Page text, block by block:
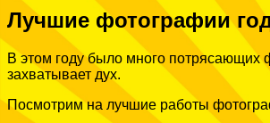
Лучшие фотографии
В этом году было много потрясающих
захватывает дух.
Посмотрим на лучшие работы